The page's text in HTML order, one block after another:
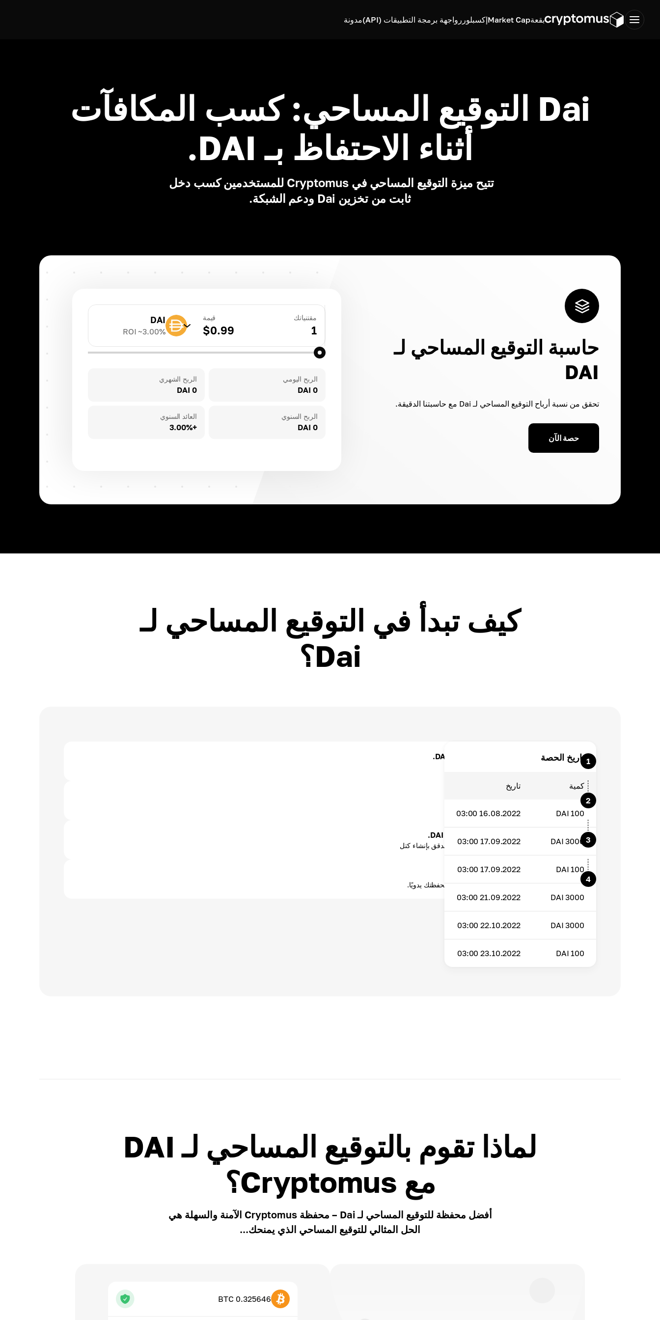
بقعةMarket Capإكسبلورر واجهة برمجة التطبيقات (API) مدونة
Dai التوقيع المساحي: كسب المكافآت
أثناء الاحتفاظ بـ DAI.
تتيح ميزة التوقيع المساحي في Cryptomus للمستخدمين كسب دخل
ثابت من تخزين Dai ودعم الشبكة.
حاسبة التوقيع المساحي لـ
DAI
تحقق من نسبة أرباح التوقيع المساحي لـ Dai مع حاسبتنا الدقيقة.
حصة الآن
مقتنياتك
1
قيمة
$0.99
DAI
ROI ~3.00%
USDT
الربح اليومي
0 DAI
الربح الشهري
0 DAI
الربح السنوي
0 DAI
العائد السنوي
+3.00%
كيف تبدأ في التوقيع المساحي لـ
Dai؟
تاريخ الحصة
كمية تاريخ
100
DAI
16.08.2022 03:00
3000
DAI
17.09.2022 03:00
100
DAI
17.09.2022 03:00
3000
DAI
21.09.2022 03:00
3000
DAI
22.10.2022 03:00
100
DAI
23.10.2022 03:00
1 اختر أفضل محفظة للتوقيع المساحي لـ DAI.
2
3
احصل على الاهتمام في كل مرة يقوم فيها المدقق بإنشاء كتل
4 المطالبة بالربح
اسحب مكافآت التوقيع المساحي لـ DAI إلى محفظتك يدويًا.
لماذا تقوم بالتوقيع المساحي لـ DAI
مع Cryptomus؟
أفضل محفظة للتوقيع المساحي لـ Dai – محفظة Cryptomus الآمنة والسهلة هي
الحل المثالي للتوقيع المساحي الذي يمنحك...
0.325646 BTC